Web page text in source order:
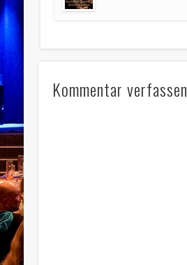
Kommentar verfassen